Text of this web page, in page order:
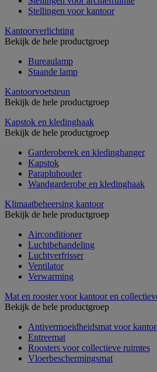
Stellingen voor kantoor
Kantoorverlichting
Bekijk de hele productgroep
Bureaulamp
Staande lamp
Kantoorvoetsteun
Bekijk de hele productgroep
Kapstok en kledinghaak
Bekijk de hele productgroep
Garderoberek en kledinghanger
Kapstok
Parapluhouder
Wandgarderobe en kledinghaak
Klimaatbeheersing kantoor
Bekijk de hele productgroep
Airconditioner
Luchtbehandeling
Luchtverfrisser
Ventilator
Verwarming
Mat en rooster voor kantoor en
Bekijk de hele productgroep
Antivermoeidheidsmat voor
Entreemat
Roosters voor collectieve ruimtes
Vloerbeschermingsmat